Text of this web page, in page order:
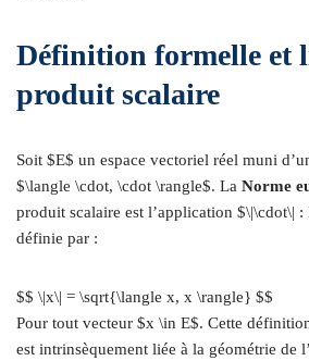
Définition formelle et
produit scalaire
Soit $E$ un espace vectoriel réel muni
$\langle \cdot, \cdot \rangle$. La Norme
produit scalaire est l’application $\|\cdot\|
définie par :
$$ \|x\| = \sqrt{\langle x, x \rangle} $$
Pour tout vecteur $x \in E$. Cette
est intrinsèquement liée à la géométrie de